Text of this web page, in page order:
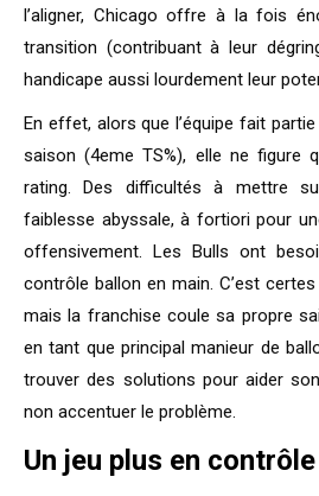
l’aligner, Chicago offre à la fois
transition (contribuant à leur
handicape aussi lourdement leur
En effet, alors que l’équipe fait
saison (4eme TS%), elle ne figure
rating. Des difficultés à mettre
faiblesse abyssale, à fortiori pour
offensivement. Les Bulls ont
contrôle ballon en main. C’est
mais la franchise coule sa propre
en tant que principal manieur de
trouver des solutions pour aider
non accentuer le problème.
Un jeu plus en contrôle